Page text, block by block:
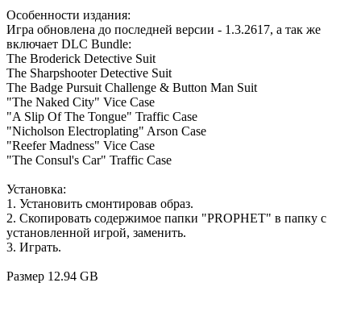
Особенности издания:
Игра обновлена до последней версии - 1.3.2617, а так же
включает DLC Bundle:
The Broderick Detective Suit
The Sharpshooter Detective Suit
The Badge Pursuit Challenge & Button Man Suit
"The Naked City" Vice Case
"A Slip Of The Tongue" Traffic Case
"Nicholson Electroplating" Arson Case
"Reefer Madness" Vice Case
"The Consul's Car" Traffic Case
Установка:
1. Установить смонтировав образ.
2. Скопировать содержимое папки "PROPHET" в папку с
установленной игрой, заменить.
3. Играть.
Размер 12.94 GB